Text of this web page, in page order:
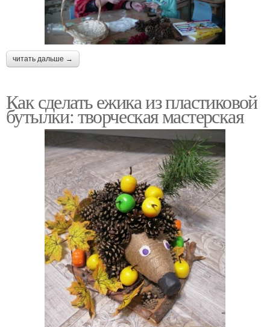
читать дальше →
Как сделать ежика из пластиковой
бутылки: творческая мастерская